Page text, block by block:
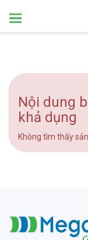
Nội dung
khả dụng
Không tìm thấy